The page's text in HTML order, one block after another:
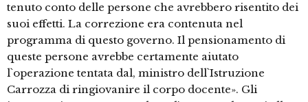
tenuto conto delle persone che avrebbero risentito dei
suoi effetti. La correzione era contenuta nel
programma di questo governo. Il pensionamento di
queste persone avrebbe certamente aiutato
l`operazione tentata dal, ministro dell`Istruzione
Carrozza di ringiovanire il corpo docente». Gli